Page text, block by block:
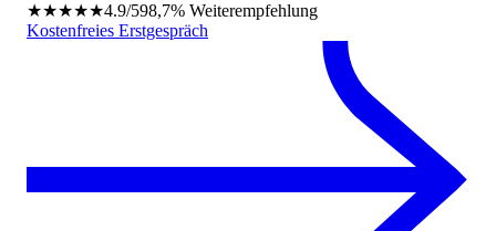
★★★★★4.9/598,7% Weiterempfehlung
Kostenfreies Erstgespräch